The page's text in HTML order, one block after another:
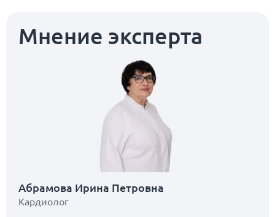
Мнение эксперта
Абрамова Ирина Петровна
Кардиолог